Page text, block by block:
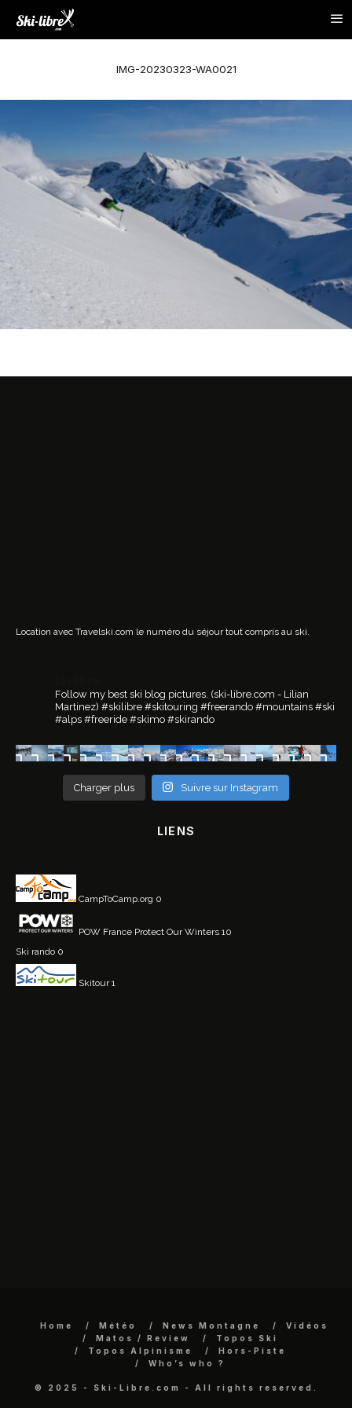
IMG-20230323-WA0021
Location avec Travelski.com le numéro du séjour tout compris au ski.
Follow my best ski blog pictures. (ski-libre.com - Lilian
Martinez) #skilibre #skitouring #freerando #mountains #ski
#alps #freeride #skimo #skirando
Charger plus Suivre sur Instagram
LIENS
CampToCamp.org 0
POW France Protect Our Winters 10
Ski rando 0
Skitour1
Home Météo News Montagne
Vidéos
Matos / Review
Topos Ski
Topos Alpinisme
Hors-Piste
Who’s who ?
© 2025 - Ski-Libre.com - All rights reserved.